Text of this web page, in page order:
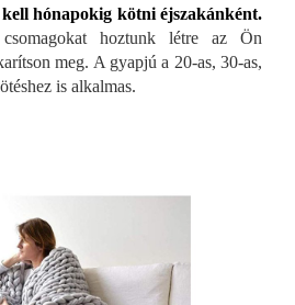
hónapokig kötni éjszakánként.
hoztunk létre az Ön
meg. A gyapjú a 20-as, 30-as,
is alkalmas.